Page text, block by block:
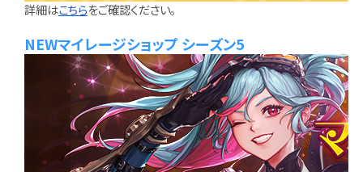
詳細はこちらをご確認ください。
NEWマイレージショップ シーズン5